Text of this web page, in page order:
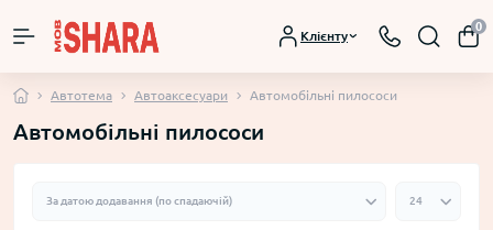
Клієнту
0
Автотема Автоаксесуари Автомобільні пилососи
Автомобільні пилососи